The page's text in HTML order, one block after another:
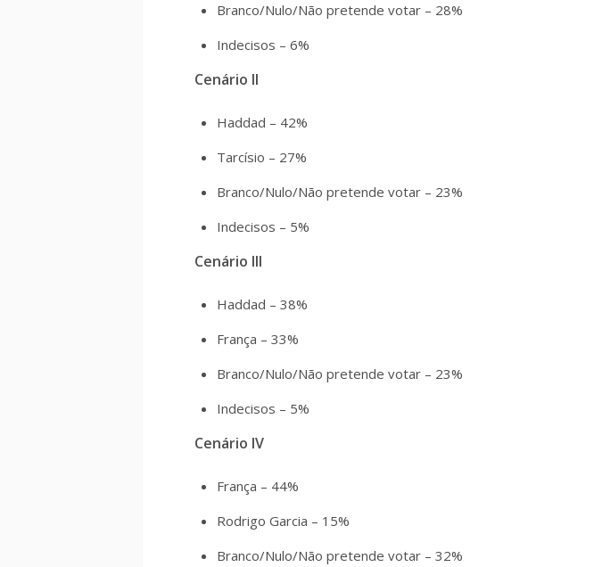
Branco/Nulo/Não pretende votar – 28%
Indecisos – 6%
Cenário II
Haddad – 42%
Tarcísio – 27%
Branco/Nulo/Não pretende votar – 23%
Indecisos – 5%
Cenário III
Haddad – 38%
França – 33%
Branco/Nulo/Não pretende votar – 23%
Indecisos – 5%
Cenário IV
França – 44%
Rodrigo Garcia – 15%
Branco/Nulo/Não pretende votar – 32%